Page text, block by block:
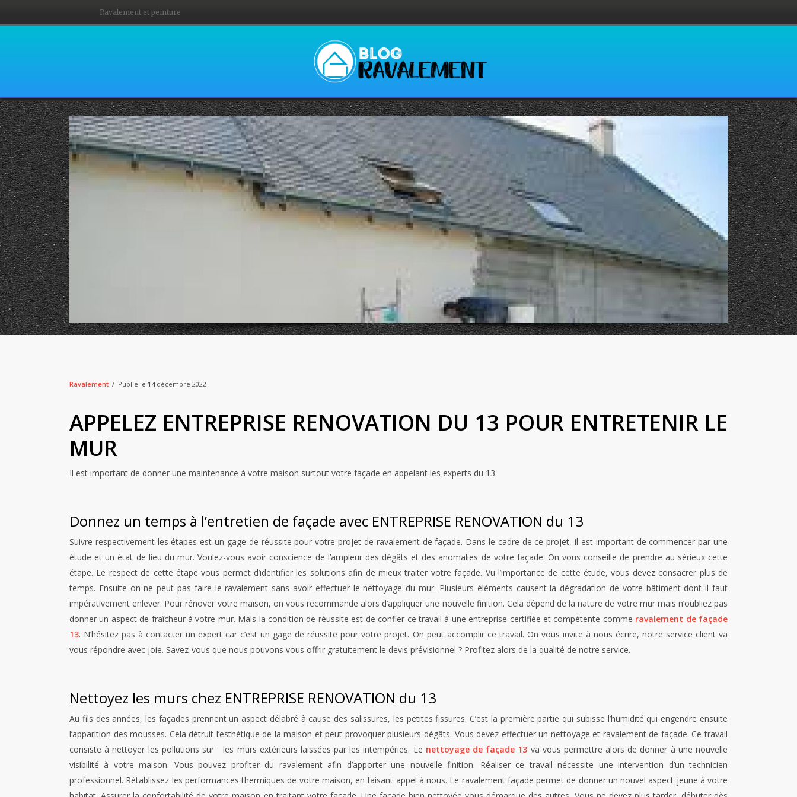
Ravalement et peinture
Ravalement Publié le 14décembre 2022
APPELEZ ENTREPRISE RENOVATION DU 13 POUR ENTRETENIR LE
MUR
Il est important de donner une maintenance à votre maison surtout votre façade en appelant les experts du 13.
Donnez un temps à l’entretien de façade avec ENTREPRISE RENOVATION du 13
Suivre respectivement les étapes est un gage de réussite pour votre projet de ravalement de façade. Dans le cadre de ce projet, il est important de commencer par une
étude et un état de lieu du mur. Voulez-vous avoir conscience de l’ampleur des dégâts et des anomalies de votre façade. On vous conseille de prendre au sérieux cette
étape. Le respect de cette étape vous permet d’identifier les solutions afin de mieux traiter votre façade. Vu l’importance de cette étude, vous devez consacrer plus de
temps. Ensuite on ne peut pas faire le ravalement sans avoir effectuer le nettoyage du mur. Plusieurs éléments causent la dégradation de votre bâtiment dont il faut
impérativement enlever. Pour rénover votre maison, on vous recommande alors d’appliquer une nouvelle finition. Cela dépend de la nature de votre mur mais n’oubliez pas
donner un aspect de fraîcheur à votre mur. Mais la condition de réussite est de confier ce travail à une entreprise certifiée et compétente comme ravalement de façade
13. N’hésitez pas à contacter un expert car c’est un gage de réussite pour votre projet. On peut accomplir ce travail. On vous invite à nous écrire, notre service client va
vous répondre avec joie. Savez-vous que nous pouvons vous offrir gratuitement le devis prévisionnel ? Profitez alors de la qualité de notre service.
Nettoyez les murs chez ENTREPRISE RENOVATION du 13
Au fils des années, les façades prennent un aspect délabré à cause des salissures, les petites fissures. C’est la première partie qui subisse l’humidité qui engendre ensuite
l’apparition des mousses. Cela détruit l’esthétique de la maison et peut provoquer plusieurs dégâts. Vous devez effectuer un nettoyage et ravalement de façade. Ce travail
consiste à nettoyer les pollutions sur les murs extérieurs laissées par les intempéries. Le nettoyage de façade 13 va vous permettre alors de donner à une nouvelle
visibilité à votre maison. Vous pouvez profiter du ravalement afin d’apporter une nouvelle finition. Réaliser ce travail nécessite une intervention d’un technicien
professionnel. Rétablissez les performances thermiques de votre maison, en faisant appel à nous. Le ravalement façade permet de donner un nouvel aspect jeune à votre